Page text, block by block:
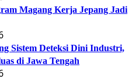
Magang Kerja Jepang Jadi
Sistem Deteksi Dini Industri,
di Jawa Tengah